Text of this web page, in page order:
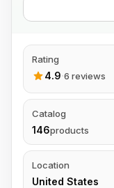
Rating
4.9·6 reviews
Catalog
146products
Location
United States